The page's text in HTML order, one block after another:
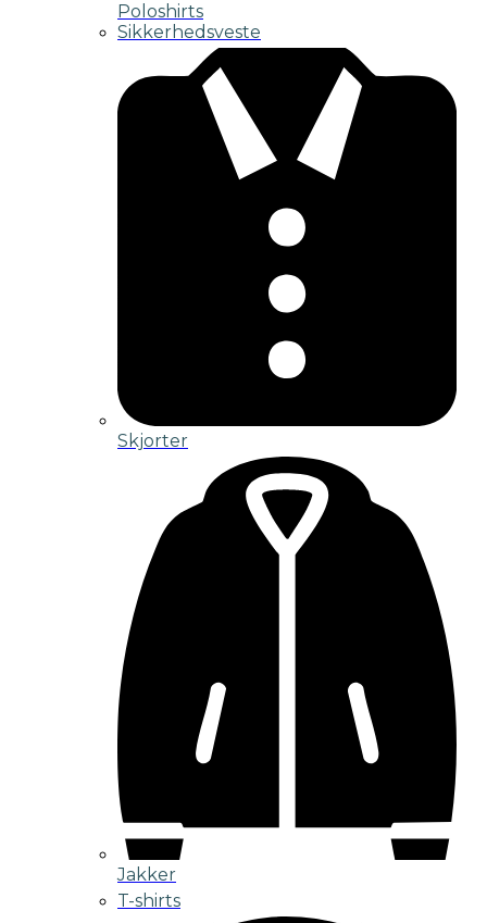
Poloshirts
Sikkerhedsveste
Skjorter
Jakker
T-shirts